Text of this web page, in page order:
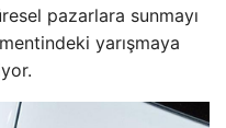
pazarlara sunmayı
yarışmaya